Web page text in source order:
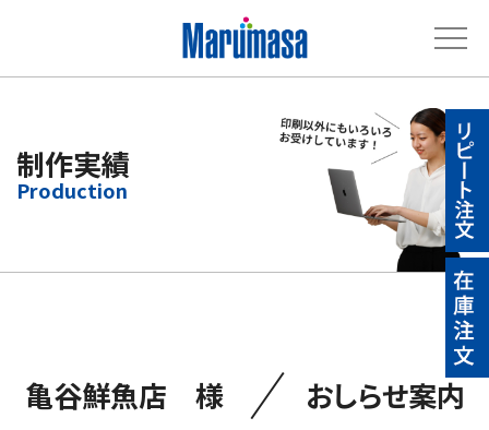
制作実績
亀谷鮮魚店 様 ／ おしらせ案内